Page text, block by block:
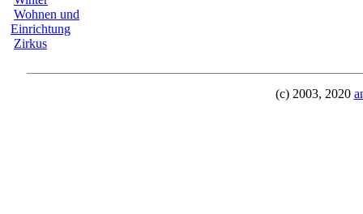
Wohnen und
Einrichtung
Zirkus
(c) 2003, 2020